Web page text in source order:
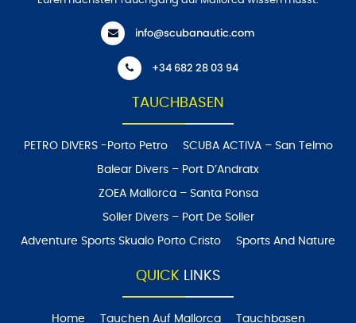
info@scubanautic.com
+34 682 28 03 94
TAUCHBASEN
PETRO DIVERS -Porto Petro SCUBA ACTIVA – San Telmo
Balear Divers – Port D’Andratx
ZOEA Mallorca – Santa Ponsa
Soller Divers – Port De Soller
Adventure Sports Skualo Porto Cristo Sports And Nature
QUICK LINKS
Home Tauchen Auf Mallorca Tauchbasen